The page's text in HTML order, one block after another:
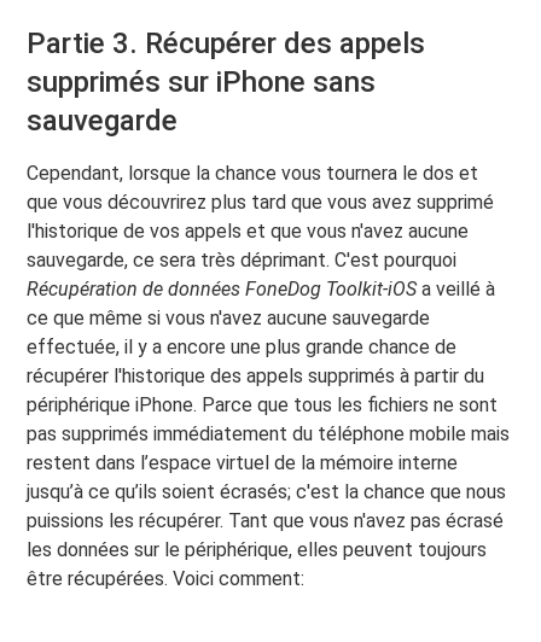
Partie 3. Récupérer des appels
supprimés sur iPhone sans
sauvegarde
Cependant, lorsque la chance vous tournera le dos et
que vous découvrirez plus tard que vous avez supprimé
l'historique de vos appels et que vous n'avez aucune
sauvegarde, ce sera très déprimant. C'est pourquoi
Récupération de données FoneDog Toolkit-iOSa veillé à
ce que même si vous n'avez aucune sauvegarde
effectuée, il y a encore une plus grande chance de
récupérer l'historique des appels supprimés à partir du
périphérique iPhone. Parce que tous les fichiers ne sont
pas supprimés immédiatement du téléphone mobile mais
restent dans l’espace virtuel de la mémoire interne
jusqu’à ce qu’ils soient écrasés; c'est la chance que nous
puissions les récupérer. Tant que vous n'avez pas écrasé
les données sur le périphérique, elles peuvent toujours
être récupérées. Voici comment: